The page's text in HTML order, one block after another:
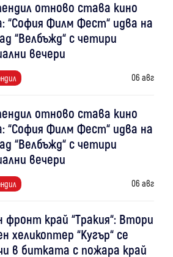
отново става кино
“София Филм Фест“ идва на
“Велбъжд“ с четири
вечери
06 авг
отново става кино
“София Филм Фест“ идва на
“Велбъжд“ с четири
вечери
06 авг
фронт край “Тракия“: Втори
хеликоптер “Кугър“ се
в битката с пожара край